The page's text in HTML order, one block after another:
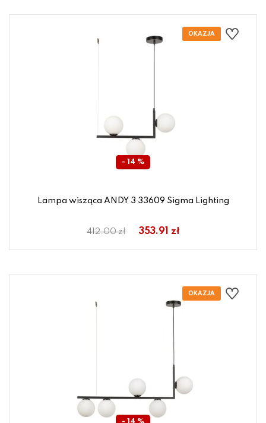
- 14 %
Lampa wisząca ANDY 3 33609 Sigma Lighting
412.00 zł 353.91 zł